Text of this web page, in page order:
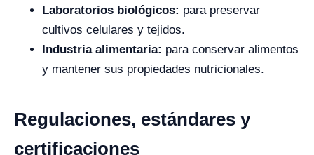
Laboratorios biológicos: para preservar
cultivos celulares y tejidos.
Industria alimentaria: para conservar alimentos
y mantener sus propiedades nutricionales.
Regulaciones, estándares y
certificaciones